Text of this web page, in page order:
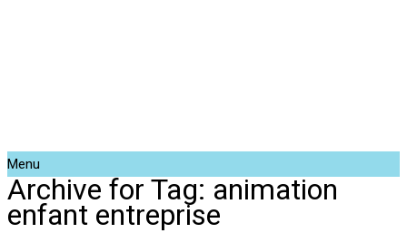
Menu
Archive for Tag: animation
enfant entreprise